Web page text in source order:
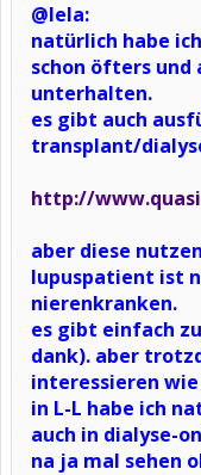
@lela:
natürlich habe
schon öfters
unterhalten.
es gibt auch
transplant/
http://
aber diese
lupuspatient ist
nierenkranken.
es gibt einfach
dank). aber
interessieren
in L-L habe ich
auch in dialyse-
na ja mal sehen